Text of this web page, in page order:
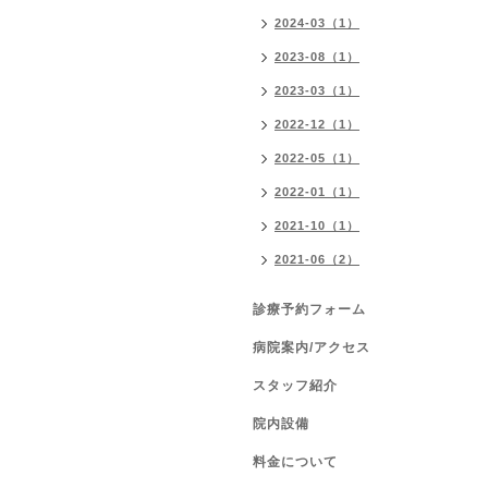
2024-03（1）
2023-08（1）
2023-03（1）
2022-12（1）
2022-05（1）
2022-01（1）
2021-10（1）
2021-06（2）
診療予約フォーム
病院案内/アクセス
スタッフ紹介
院内設備
料金について